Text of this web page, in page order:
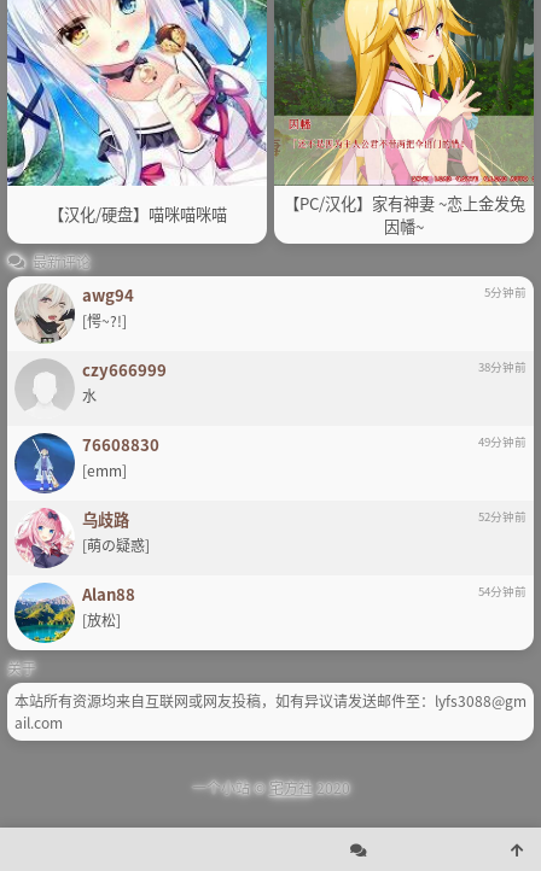
【汉化/硬盘】喵咪喵咪喵
【PC/汉化】家有神妻 ~恋上金发兔
因幡~
最新评论
awg94 5分钟前
[愕~?!]
czy666999 38分钟前
水
76608830 49分钟前
[emm]
乌歧路 52分钟前
[萌の疑惑]
Alan88 54分钟前
[放松]
关于
本站所有资源均来自互联网或网友投稿，如有异议请发送邮件至：lyfs3088@gm
ail.com
一个小站 ©宅方社2020